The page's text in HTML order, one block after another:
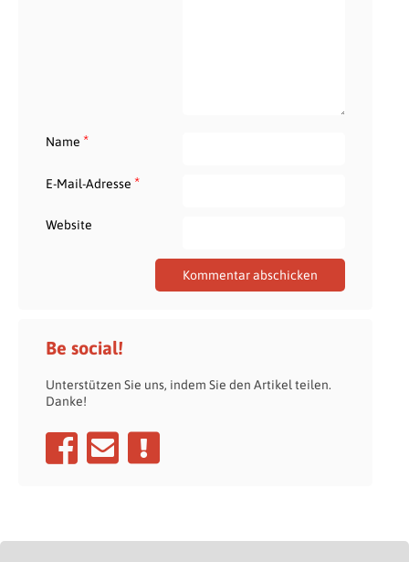
Name *
E-Mail-Adresse *
Website
Be social!
Unterstützen Sie uns, indem Sie den Artikel teilen.
Danke!